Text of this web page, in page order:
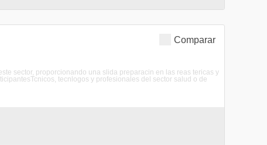
Comparar
sector, proporcionando una slida preparacin en las reas tericas y
tecnlogos y profesionales del sector salud o de